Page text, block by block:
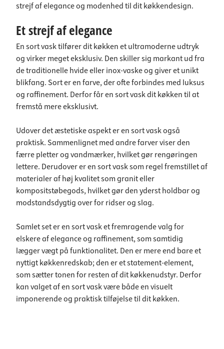
strejf af elegance og modenhed til dit køkkendesign.
Et strejf af elegance
En sort vask tilfører dit køkken et ultramoderne udtryk
og virker meget eksklusiv. Den skiller sig markant ud fra
de traditionelle hvide eller inox-vaske og giver et unikt
blikfang. Sort er en farve, der ofte forbindes med luksus
og raffinement. Derfor får en sort vask dit køkken til at
fremstå mere eksklusivt.
Udover det æstetiske aspekt er en sort vask også
praktisk. Sammenlignet med andre farver viser den
færre pletter og vandmærker, hvilket gør rengøringen
lettere. Derudover er en sort vask som regel fremstillet af
materialer af høj kvalitet som granit eller
kompositstøbegods, hvilket gør den yderst holdbar og
modstandsdygtig over for ridser og slag.
Samlet set er en sort vask et fremragende valg for
elskere af elegance og raffinement, som samtidig
lægger vægt på funktionalitet. Den er mere end bare et
nyttigt køkkenredskab; den er et statement-element,
som sætter tonen for resten af dit køkkenudstyr. Derfor
kan valget af en sort vask være både en visuelt
imponerende og praktisk tilføjelse til dit køkken.